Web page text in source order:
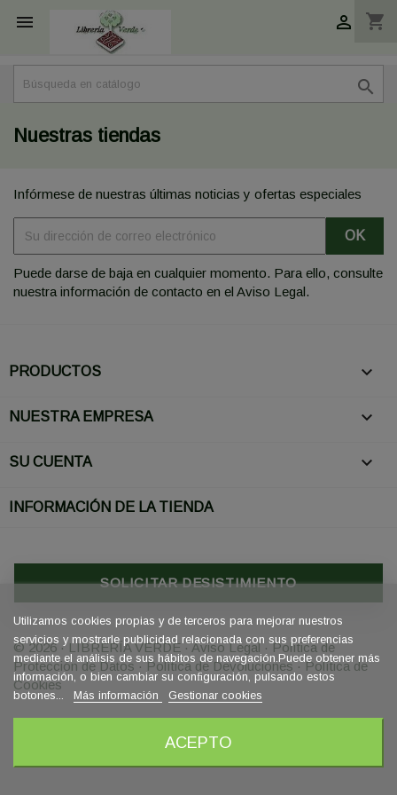
 shopping_cart


Nuestras tiendas
Infórmese de nuestras últimas noticias y ofertas especiales
Puede darse de baja en cualquier momento. Para ello, consulte
nuestra información de contacto en el Aviso Legal.
PRODUCTOS 
NUESTRA EMPRESA 
SU CUENTA 
INFORMACIÓN DE LA TIENDA
SOLICITAR DESISTIMIENTO
Utilizamos cookies propias y de terceros para mejorar nuestros
servicios y mostrarle publicidad relacionada con sus preferencias
mediante el análisis de sus hábitos de navegación.Puede obtener más
información, o bien cambiar su conﬁguración, pulsando estos
botones...
Más información Gestionar cookies
ACEPTO
© 2026 · LIBRERÍA VERDE·Aviso Legal·Política de
Protección de Datos·Política de Devoluciones·Política de
Cookies